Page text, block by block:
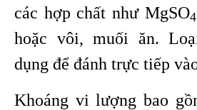
các hợp chất như MgSO4
hoặc vôi, muối ăn.
dụng để đánh trực tiếp
Khoáng vi lượng bao